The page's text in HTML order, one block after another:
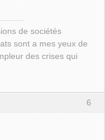
de sociétés
sont a mes yeux de
des crises qui
6